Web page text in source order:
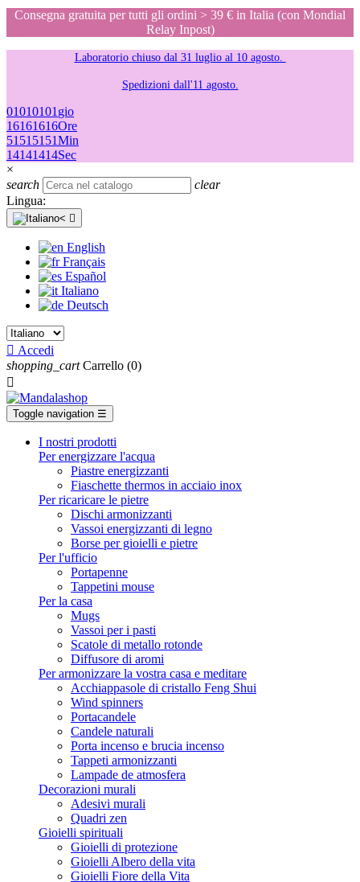
Consegna gratuita per tutti gli ordini > 39 € in Italia (con Mondial
Relay Inpost)
Laboratorio chiuso dal 31 luglio al 10 agosto.
Spedizioni dall'11 agosto.
01010101 gio
16161616Ore
51 51 51 51Min
14141414Sec
×
search
clear
Lingua:

English
Français
Español
Italiano
Deutsch
 Accedi
shopping_cart Carrello (0)

Toggle navigation ☰
I nostri prodotti
Per energizzare l'acqua
Piastre energizzanti
Fiaschette thermos in acciaio inox
Per ricaricare le pietre
Dischi armonizzanti
Vassoi energizzanti di legno
Borse per gioielli e pietre
Per l'ufficio
Portapenne
Tappetini mouse
Per la casa
Mugs
Vassoi per i pasti
Scatole di metallo rotonde
Diffusore di aromi
Per armonizzare la vostra casa e meditare
Acchiappasole di cristallo Feng Shui
Wind spinners
Portacandele
Candele naturali
Porta incenso e brucia incenso
Tappeti armonizzanti
Lampade de atmosfera
Decorazioni murali
Adesivi murali
Quadri zen
Gioielli spirituali
Gioielli di protezione
Gioielli Albero della vita
Gioielli Fiore della Vita